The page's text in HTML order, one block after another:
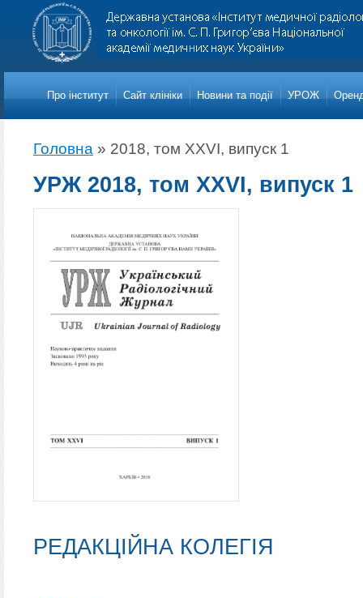
Про iнститут Сайт клініки Новини та події УРОЖ
Головна » 2018, том XXVI, випуск 1
УРЖ 2018, том XXVI, випуск 1
РЕДАКЦІЙНА КОЛЕГІЯ